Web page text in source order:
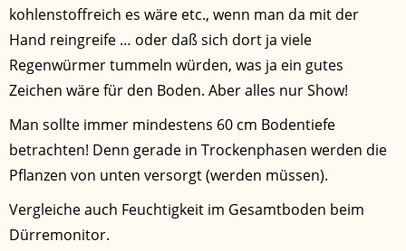
kohlenstoffreich es wäre etc., wenn man da mit der
Hand reingreife … oder daß sich dort ja viele
Regenwürmer tummeln würden, was ja ein gutes
Zeichen wäre für den Boden. Aber alles nur Show!
Man sollte immer mindestens 60 cm Bodentiefe
betrachten! Denn gerade in Trockenphasen werden die
Pflanzen von unten versorgt (werden müssen).
Vergleiche auch Feuchtigkeit im Gesamtboden beim
Dürremonitor.